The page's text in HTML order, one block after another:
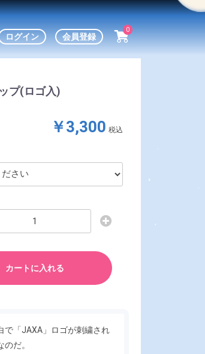
ログイン 会員登録
0
プ(ロゴ入)
￥3,300 税込
カートに入れる
で「JAXA」ロゴが刺繍され
だ。